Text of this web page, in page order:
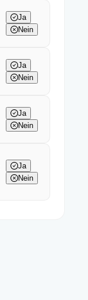
Ja
Nein
Ja
Nein
Ja
Nein
Ja
Nein